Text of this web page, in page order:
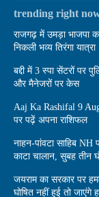
trending right
राजगढ़ में उमड़ा भाजपा
निकली भव्य तिरंगा यात्रा
बद्दी में 3 स्पा सेंटरों पर
और मैनेजरों पर केस
Aaj Ka Rashifal 9
पर पढ़ें अपना राशिफल
नाहन-पांवटा साहिब
काटा चालान, सुबह तीन
जयराम का सरकार पर
घोषित नहीं हुई तो जाएंगे